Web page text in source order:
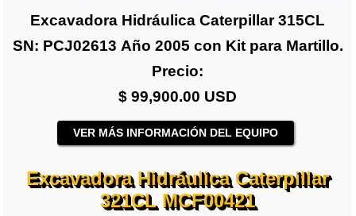
Excavadora Hidráulica Caterpillar 315CL
SN: PCJ02613 Año 2005 con Kit para Martillo.
Precio:
$ 99,900.00 USD
VER MÁS INFORMACIÓN DEL EQUIPO
Excavadora Hidráulica Caterpillar
321CL MCF00421